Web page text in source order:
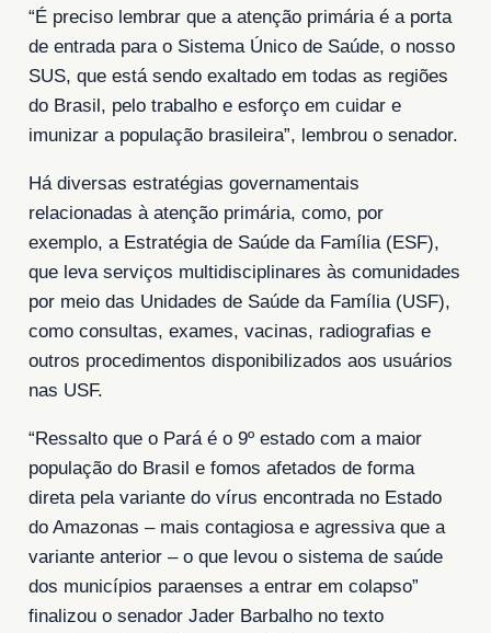
“É preciso lembrar que a atenção primária é a porta
de entrada para o Sistema Único de Saúde, o nosso
SUS, que está sendo exaltado em todas as regiões
do Brasil, pelo trabalho e esforço em cuidar e
imunizar a população brasileira”, lembrou o senador.
Há diversas estratégias governamentais
relacionadas à atenção primária, como, por
exemplo, a Estratégia de Saúde da Família (ESF),
que leva serviços multidisciplinares às comunidades
por meio das Unidades de Saúde da Família (USF),
como consultas, exames, vacinas, radiografias e
outros procedimentos disponibilizados aos usuários
nas USF.
“Ressalto que o Pará é o 9º estado com a maior
população do Brasil e fomos afetados de forma
direta pela variante do vírus encontrada no Estado
do Amazonas – mais contagiosa e agressiva que a
variante anterior – o que levou o sistema de saúde
dos municípios paraenses a entrar em colapso”
finalizou o senador Jader Barbalho no texto